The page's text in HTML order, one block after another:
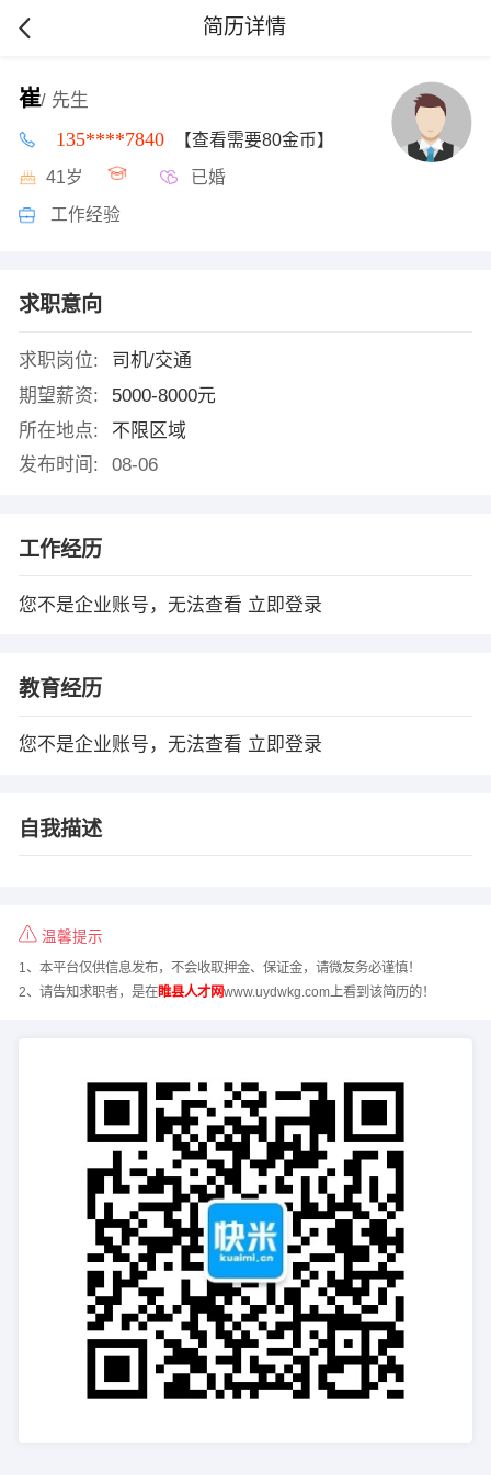
简历详情
崔/ 先生
135****7840 【查看需要80金币】
41岁 已婚
工作经验
求职意向
求职岗位:
司机/交通
期望薪资:
5000-8000元
所在地点:
不限区域
发布时间:
08-06
工作经历
您不是企业账号，无法查看 立即登录
教育经历
您不是企业账号，无法查看 立即登录
自我描述
温馨提示
1、本平台仅供信息发布，不会收取押金、保证金，请微友务必谨慎！
2、请告知求职者，是在睢县人才网www.uydwkg.com上看到该简历的！